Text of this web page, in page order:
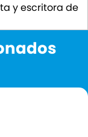
y escritora de